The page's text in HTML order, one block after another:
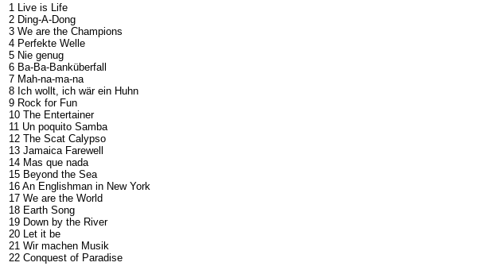
1 Live is Life
2 Ding-A-Dong
3 We are the Champions
4 Perfekte Welle
5 Nie genug
6 Ba-Ba-Banküberfall
7 Mah-na-ma-na
8 Ich wollt, ich wär ein Huhn
9 Rock for Fun
10 The Entertainer
11 Un poquito Samba
12 The Scat Calypso
13 Jamaica Farewell
14 Mas que nada
15 Beyond the Sea
16 An Englishman in New York
17 We are the World
18 Earth Song
19 Down by the River
20 Let it be
21 Wir machen Musik
22 Conquest of Paradise